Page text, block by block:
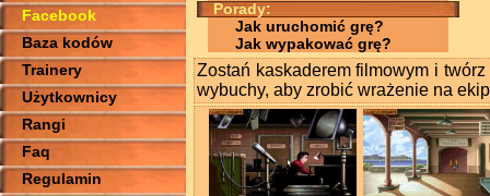
Facebook
Baza kodów
Trainery
Użytkownicy
Rangi
Faq
Regulamin
Porady:
Jak uruchomić grę?
Jak wypakować grę?
Zostań kaskaderem filmowym i
wybuchy, aby zrobić wrażenie na